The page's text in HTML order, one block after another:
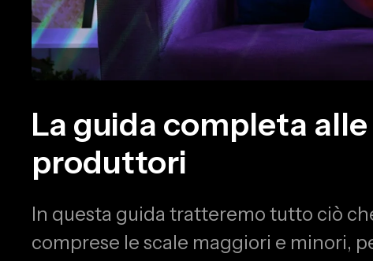
La guida completa
produttori
In questa guida tratteremo tutto ciò
comprese le scale maggiori e minori,